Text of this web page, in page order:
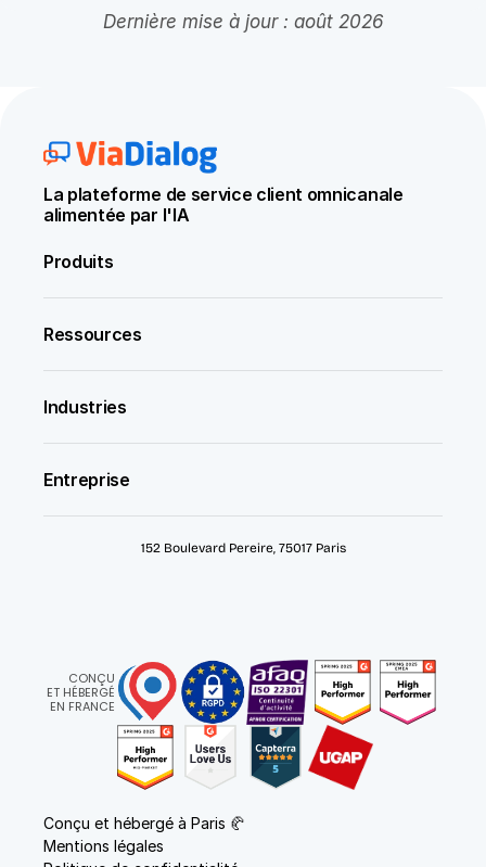
Dernière mise à jour : août 2026
La plateforme de service client omnicanale
alimentée par l'IA
Produits
Ressources
Industries
Entreprise
152 Boulevard Pereire, 75017 Paris
CONÇU
ET HÉBERGÉ
EN FRANCE
Conçu et hébergé à Paris 🥐
Mentions légales